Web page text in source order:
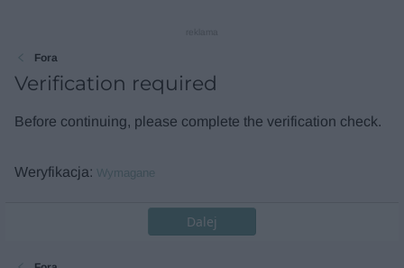
Fora
Verification required
Before continuing, please complete the verification check.
Weryfikacja Wymagane
Dalej